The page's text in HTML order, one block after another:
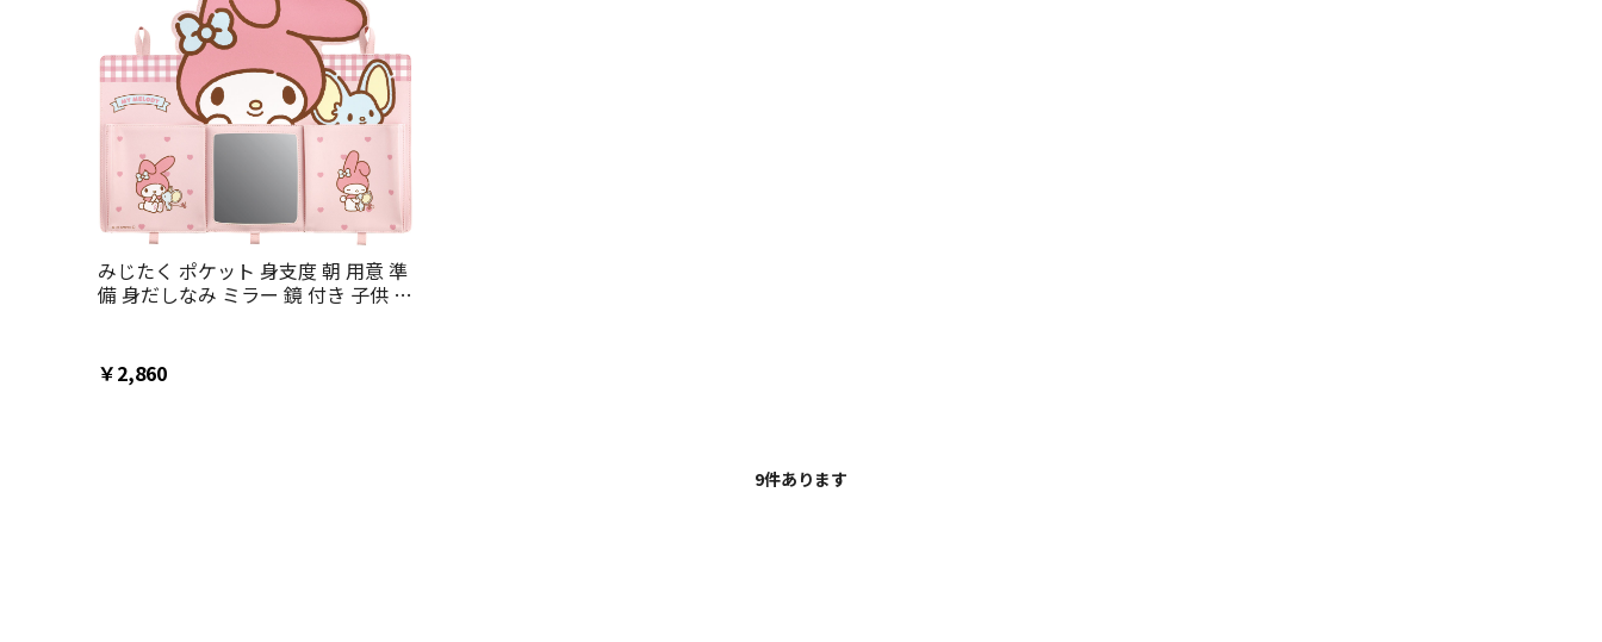
みじたく ポケット 身支度 朝 用意 準
備 身だしなみ ミラー 鏡 付き 子供 キ
子【子ども おでかけ 習慣 壁掛け】
￥2,860
9件あります